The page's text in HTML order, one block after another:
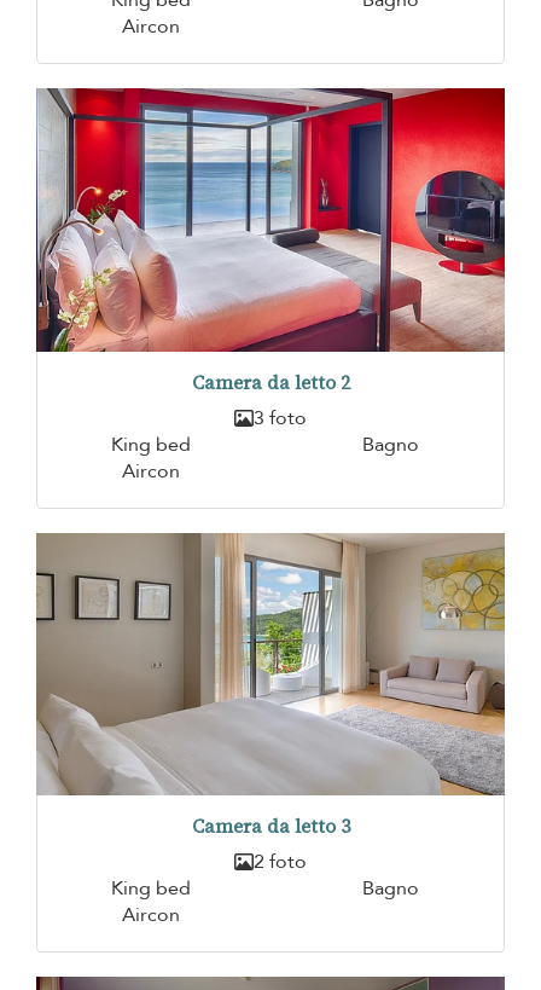
Aircon
Camera da letto 2
3 foto
King bed
Bagno
Aircon
Camera da letto 3
2 foto
King bed
Bagno
Aircon